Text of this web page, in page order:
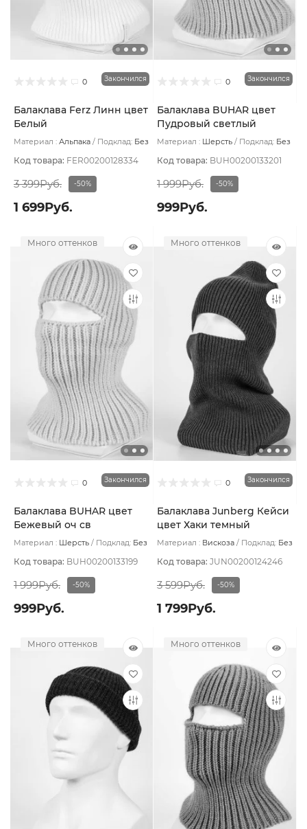
0 Закончился
Балаклава Ferz Линн цвет
Белый
Материал : Альпака Подклад: Без
Код товара: FER00200128334
3 399Руб. -50%
1 699Руб.
0 Закончился
Балаклава BUHAR цвет
Пудровый светлый
Материал : Шерсть Подклад: Без
Код товара: BUH00200133201
1 999Руб. -50%
999Руб.
Много оттенков
0 Закончился
Балаклава BUHAR цвет
Бежевый оч св
Материал : Шерсть Подклад: Без
Код товара: BUH00200133199
1 999Руб. -50%
999Руб.
Много оттенков
0 Закончился
Балаклава Junberg Кейси
цвет Хаки темный
Материал : Вискоза Подклад: Без
Код товара: JUN00200124246
3 599Руб. -50%
1 799Руб.
Много оттенков Много оттенков